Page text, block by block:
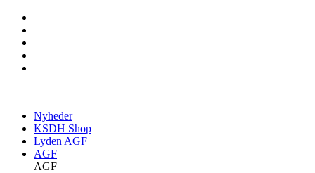
Nyheder
KSDH Shop
Lyden AGF
AGF
AGF